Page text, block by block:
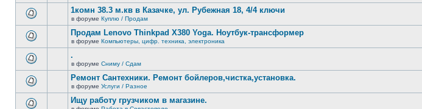
новых
непрочитанных
сообщений.
новых
непрочитанных
сообщений.
новых
непрочитанных
сообщений.
1комн 38.3 м.кв в Казачке, ул. Рубежная 18, 4/4 ключи
в форуме Куплю / Продам
новых
непрочитанных
сообщений.
Продам Lenovo Thinkpad X380 Yoga. Ноутбук-трансформер
в форуме Компьютеры, цифр. техника, электроника
новых
непрочитанных
сообщений.
.
в форуме Сниму / Сдам
Ремонт Сантехники. Ремонт бойлеров,чистка,установка.
в форуме Услуги / Разное
Ищу работу грузчиком в магазине.